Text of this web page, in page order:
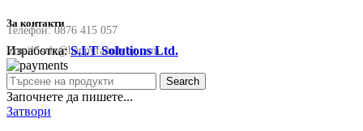
За контакти
Телефон:0876 415 057
Email:sale@happyfamilybg.com
Изработка:S.I.T Solutions Ltd.
Search
Започнете да пишете...
Затвори